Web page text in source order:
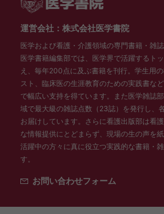
運営会社：株式会社医学書院
医学および看護・介護領域の専門書籍・雑
医学書籍編集部では、医学界で活躍するト
え、毎年200点に及ぶ書籍を刊行。学生用
スト、臨床医の生涯教育のための実践書な
で幅広い支持を得ています。また医学雑誌
域で最大級の雑誌点数（23誌）を発行し、
お届けしています。さらに看護出版部は看
な情報提供にとどまらず、現場の生の声を
活躍中の方々に真に役立つ実践的な書籍・
す。
お問い合わせフォーム